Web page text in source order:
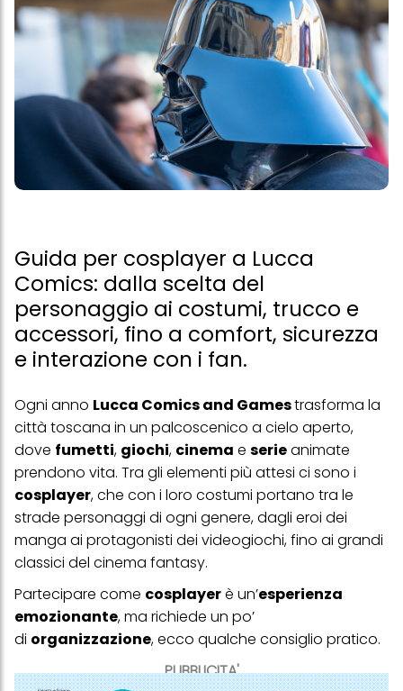
Guida per cosplayer a Lucca
Comics: dalla scelta del
personaggio ai costumi, trucco e
accessori, fino a comfort, sicurezza
e interazione con i fan.
PUBBLICITA'
Ogni anno Lucca Comics and Gamestrasforma la
città toscana in un palcoscenico a cielo aperto,
dove fumetti, giochi, cinema e serieanimate
prendono vita. Tra gli elementi più attesi ci sono i
cosplayer, che con i loro costumi portano tra le
strade personaggi di ogni genere, dagli eroi dei
manga ai protagonisti dei videogiochi, fino ai grandi
classici del cinema fantasy.
Partecipare come cosplayerè un’esperienza
emozionante, ma richiede un po’
di organizzazione, ecco qualche consiglio pratico.